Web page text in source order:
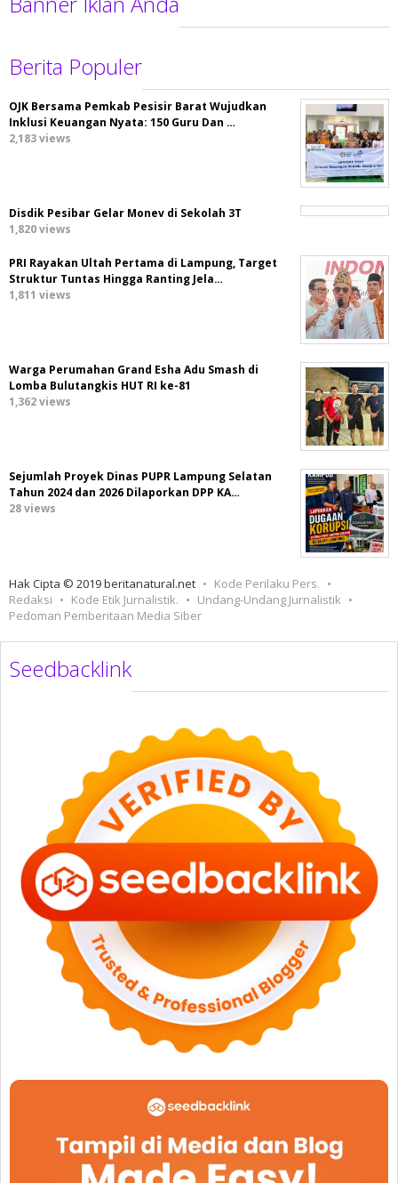
Berita Populer
OJK Bersama Pemkab Pesisir Barat Wujudkan
Inklusi Keuangan Nyata: 150 Guru Dan …
2,183 views
Disdik Pesibar Gelar Monev di Sekolah 3T
1,820 views
PRI Rayakan Ultah Pertama di Lampung, Target
Struktur Tuntas Hingga Ranting Jela…
1,811 views
Warga Perumahan Grand Esha Adu Smash di
Lomba Bulutangkis HUT RI ke-81
1,362 views
Sejumlah Proyek Dinas PUPR Lampung Selatan
Tahun 2024 dan 2026 Dilaporkan DPP KA…
28 views
Hak Cipta © 2019 beritanatural.net
Kode Perilaku Pers.
Redaksi
Kode Etik Jurnalistik.
Undang-Undang Jurnalistik
Pedoman Pemberitaan Media Siber
Seedbacklink